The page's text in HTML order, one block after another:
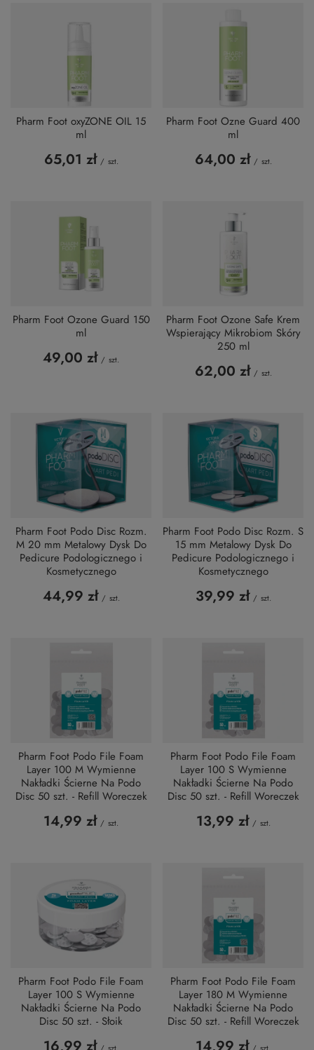
Pharm Foot oxyZONE OIL 15
ml
65,01 zł / szt.
Pharm Foot Ozne Guard 400
ml
64,00 zł / szt.
Pharm Foot Ozone Guard 150
ml
49,00 zł / szt.
Pharm Foot Ozone Safe Krem
Wspierający Mikrobiom Skóry
250 ml
62,00 zł / szt.
Pharm Foot Podo Disc Rozm.
M 20 mm Metalowy Dysk Do
Pedicure Podologicznego i
Kosmetycznego
44,99 zł / szt.
Pharm Foot Podo Disc Rozm. S
15 mm Metalowy Dysk Do
Pedicure Podologicznego i
Kosmetycznego
39,99 zł / szt.
Pharm Foot Podo File Foam
Layer 100 M Wymienne
Nakładki Ścierne Na Podo
Disc 50 szt. - Refill Woreczek
14,99 zł / szt.
Pharm Foot Podo File Foam
Layer 100 S Wymienne
Nakładki Ścierne Na Podo
Disc 50 szt. - Refill Woreczek
13,99 zł / szt.
Pharm Foot Podo File Foam
Layer 100 S Wymienne
Nakładki Ścierne Na Podo
Disc 50 szt. - Słoik
16,99 zł / szt.
Pharm Foot Podo File Foam
Layer 180 M Wymienne
Nakładki Ścierne Na Podo
Disc 50 szt. - Refill Woreczek
14,99 zł / szt.